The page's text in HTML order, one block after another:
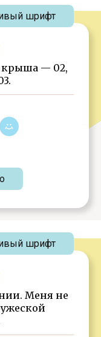
крыша — 02,
шрифт
Меня не
шрифт